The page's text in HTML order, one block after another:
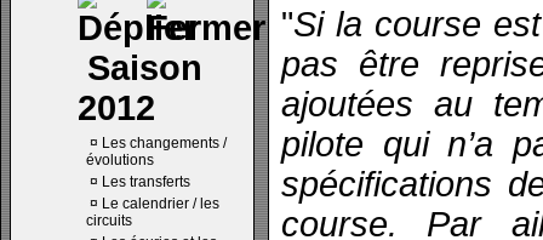
Saison
2012
¤ Les changements /
évolutions
¤ Les transferts
¤ Le calendrier / les
circuits
"Si la course
pas être
ajoutées au
pilote qui n’a
spécifications
course. Par